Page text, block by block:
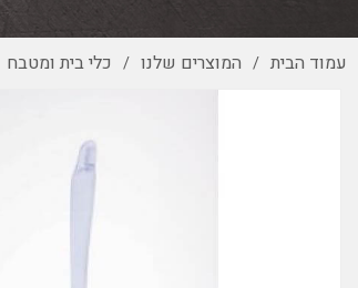
עמוד הבית / המוצרים שלנו / כלי בית ומטבח